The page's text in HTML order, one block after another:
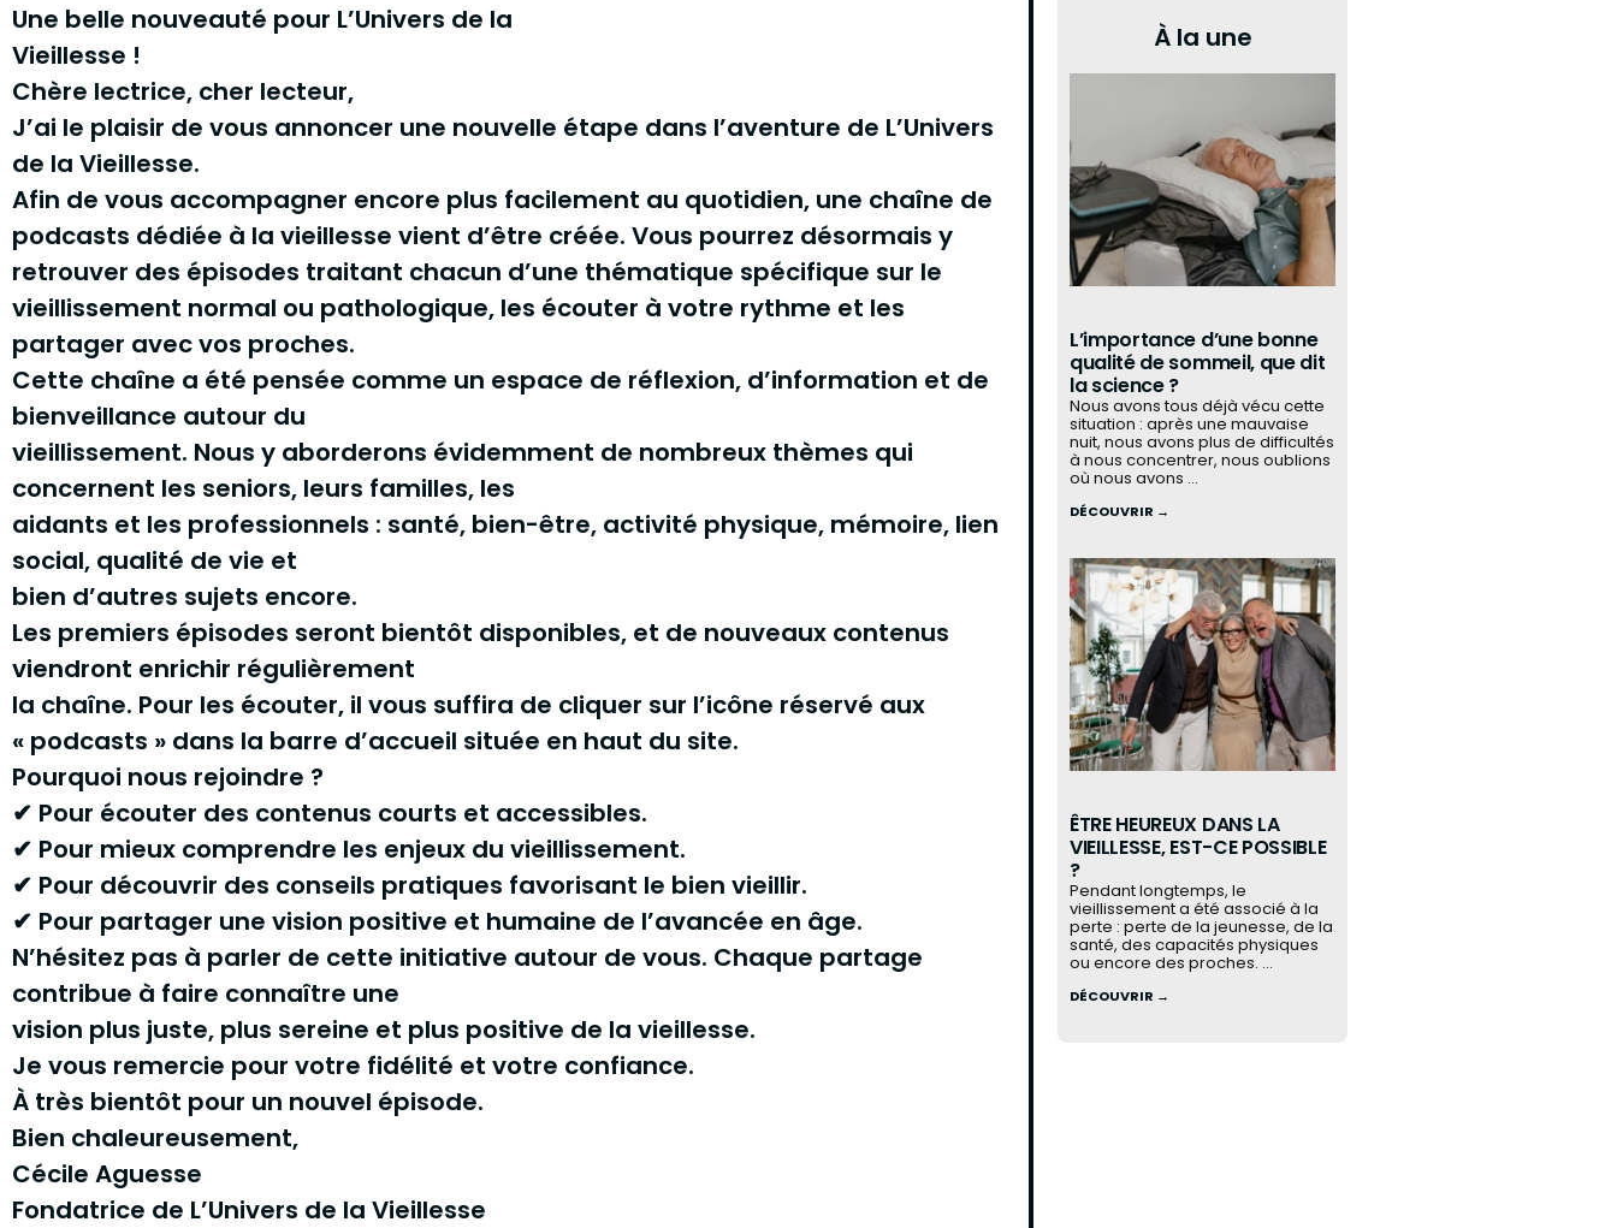
Une belle nouveauté pour L’Univers de la
Vieillesse !
Chère lectrice, cher lecteur,
J’ai le plaisir de vous annoncer une nouvelle étape dans l’aventure de L’Univers
de la Vieillesse.
Afin de vous accompagner encore plus facilement au quotidien, une chaîne de
podcasts dédiée à la vieillesse vient d’être créée. Vous pourrez désormais y
retrouver des épisodes traitant chacun d’une thématique spécifique sur le
vieillissement normal ou pathologique, les écouter à votre rythme et les
partager avec vos proches.
Cette chaîne a été pensée comme un espace de réflexion, d’information et de
bienveillance autour du
vieillissement. Nous y aborderons évidemment de nombreux thèmes qui
concernent les seniors, leurs familles, les
aidants et les professionnels : santé, bien-être, activité physique, mémoire, lien
social, qualité de vie et
bien d’autres sujets encore.
Les premiers épisodes seront bientôt disponibles, et de nouveaux contenus
viendront enrichir régulièrement
la chaîne. Pour les écouter, il vous suffira de cliquer sur l’icône réservé aux
« podcasts » dans la barre d’accueil située en haut du site.
Pourquoi nous rejoindre ?
✔ Pour écouter des contenus courts et accessibles.
✔ Pour mieux comprendre les enjeux du vieillissement.
✔ Pour découvrir des conseils pratiques favorisant le bien vieillir.
✔ Pour partager une vision positive et humaine de l’avancée en âge.
N’hésitez pas à parler de cette initiative autour de vous. Chaque partage
contribue à faire connaître une
vision plus juste, plus sereine et plus positive de la vieillesse.
Je vous remercie pour votre fidélité et votre confiance.
À très bientôt pour un nouvel épisode.
Bien chaleureusement,
Cécile Aguesse
Fondatrice de L’Univers de la Vieillesse
À la une
L’importance d’une bonne
qualité de sommeil, que dit
la science ?
Nous avons tous déjà vécu cette
situation : après une mauvaise
nuit, nous avons plus de difficultés
à nous concentrer, nous oublions
où nous avons ...
DÉCOUVRIR →
ÊTRE HEUREUX DANS LA
VIEILLESSE, EST-CE POSSIBLE
?
Pendant longtemps, le
vieillissement a été associé à la
perte : perte de la jeunesse, de la
santé, des capacités physiques
ou encore des proches. ...
DÉCOUVRIR →